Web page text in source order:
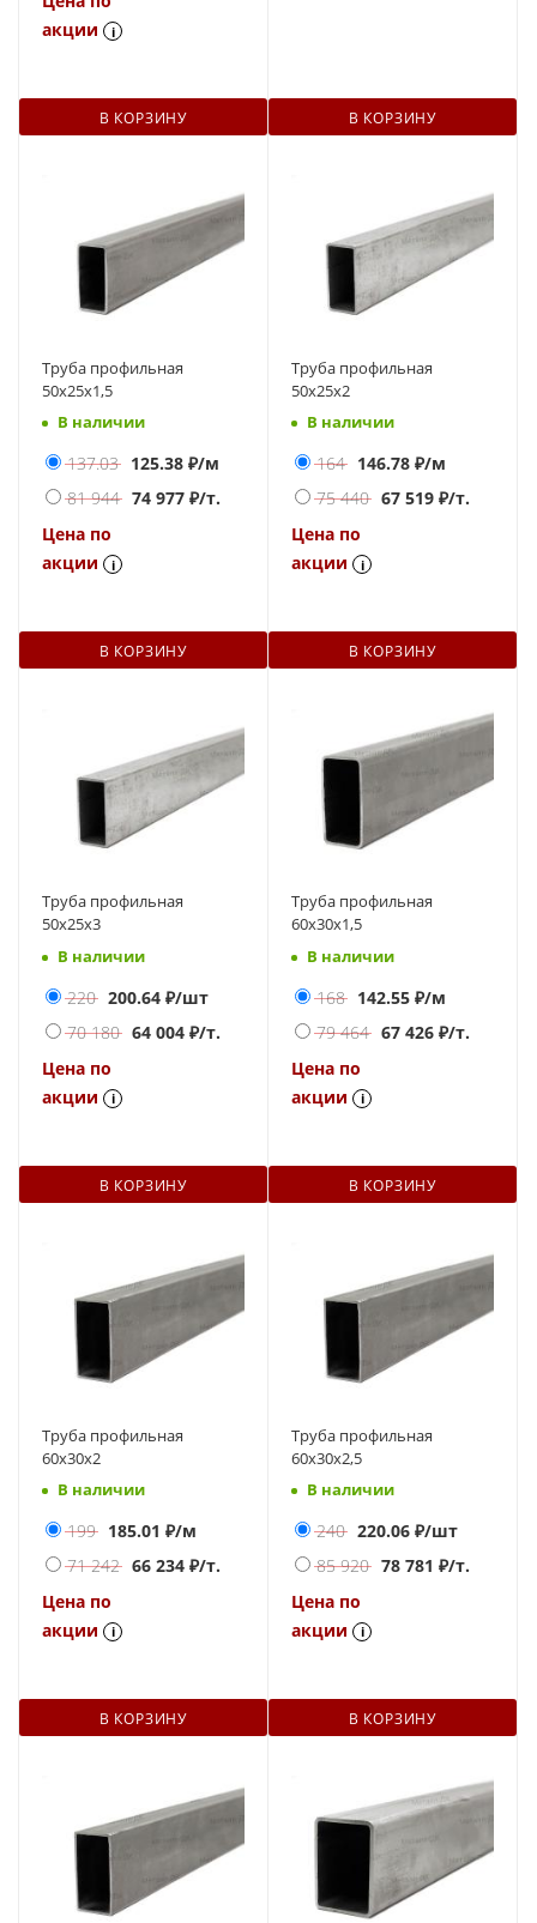
акции
i
В КОРЗИНУ В КОРЗИНУ
Труба профильная
50х25х1,5
В наличии
137.03 125.38 ₽/м
81 944 74 977 ₽/т.
Цена по
акции
i
В КОРЗИНУ
Труба профильная
50х25х2
В наличии
164 146.78 ₽/м
75 440 67 519 ₽/т.
Цена по
акции
i
В КОРЗИНУ
Труба профильная
50х25х3
В наличии
220 200.64 ₽/шт
70 180 64 004 ₽/т.
Цена по
акции
i
В КОРЗИНУ
Труба профильная
60х30х1,5
В наличии
168 142.55 ₽/м
79 464 67 426 ₽/т.
Цена по
акции
i
В КОРЗИНУ
Труба профильная
60х30х2
В наличии
199 185.01 ₽/м
71 242 66 234 ₽/т.
Цена по
акции
i
В КОРЗИНУ
Труба профильная
60х30х2,5
В наличии
240 220.06 ₽/шт
85 920 78 781 ₽/т.
Цена по
акции
i
В КОРЗИНУ